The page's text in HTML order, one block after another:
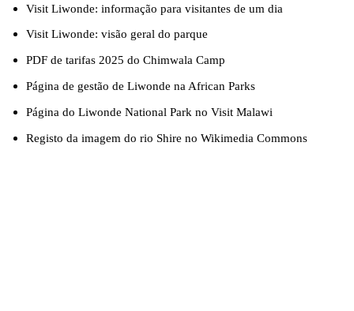
Visit Liwonde: informação para visitantes de um dia
Visit Liwonde: visão geral do parque
PDF de tarifas 2025 do Chimwala Camp
Página de gestão de Liwonde na African Parks
Página do Liwonde National Park no Visit Malawi
Registo da imagem do rio Shire no Wikimedia Commons